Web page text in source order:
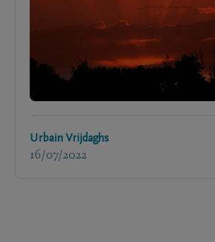
Urbain Vrijdaghs
16/07/2022